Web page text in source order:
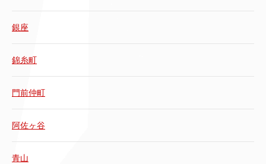
銀座
錦糸町
門前仲町
阿佐ヶ谷
青山